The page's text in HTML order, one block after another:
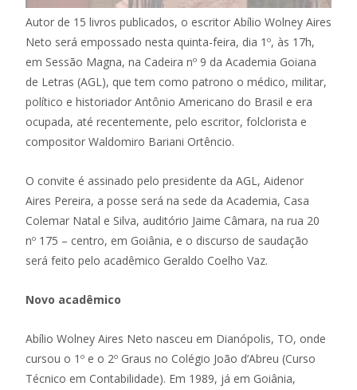
Autor de 15 livros publicados, o escritor Abílio Wolney Aires
Neto será empossado nesta quinta-feira, dia 1º, às 17h,
em Sessão Magna, na Cadeira nº 9 da Academia Goiana
de Letras (AGL), que tem como patrono o médico, militar,
político e historiador Antônio Americano do Brasil e era
ocupada, até recentemente, pelo escritor, folclorista e
compositor Waldomiro Bariani Ortêncio.
O convite é assinado pelo presidente da AGL, Aidenor
Aires Pereira, a posse será na sede da Academia, Casa
Colemar Natal e Silva, auditório Jaime Câmara, na rua 20
nº 175 – centro, em Goiânia, e o discurso de saudação
será feito pelo acadêmico Geraldo Coelho Vaz.
Novo acadêmico
Abílio Wolney Aires Neto nasceu em Dianópolis, TO, onde
cursou o 1º e o 2º Graus no Colégio João d’Abreu (Curso
Técnico em Contabilidade). Em 1989, já em Goiânia,